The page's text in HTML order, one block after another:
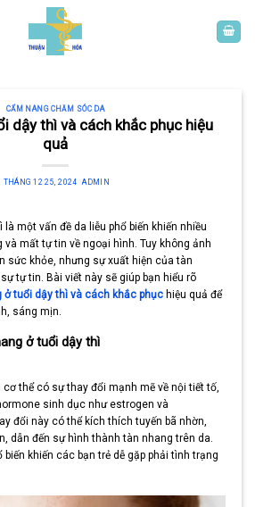
CẨM NANG CHĂM SÓC DA
dậy thì và cách khắc phục hiệu
quả
THÁNG 12 25, 2024 ADMIN
một vấn đề da liễu phổ biến khiến nhiều
và mất tự tin về ngoại hình. Tuy không ảnh
sức khỏe, nhưng sự xuất hiện của tàn
tự tin. Bài viết này sẽ giúp bạn hiểu rõ
ở tuổi dậy thì và cách khắc phục hiệu quả để
sáng mịn.
ở tuổi dậy thì
thể có sự thay đổi mạnh mẽ về nội tiết tố,
sinh dục như estrogen và
đổi này có thể kích thích tuyến bã nhờn,
dẫn đến sự hình thành tàn nhang trên da.
khiến các bạn trẻ dễ gặp phải tình trạng